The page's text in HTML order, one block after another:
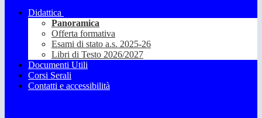
Didattica
Panoramica
Offerta formativa
Esami di stato a.s. 2025-26
Libri di Testo 2026/2027
Documenti Utili
Corsi Serali
Contatti e accessibilità